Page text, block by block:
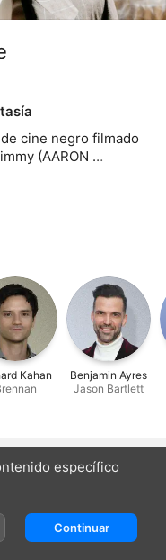
cine negro filmado
(AARON
la actualidad, Clark
Kahan
Benjamin Ayres
Jason Bartlett
específico
Continuar